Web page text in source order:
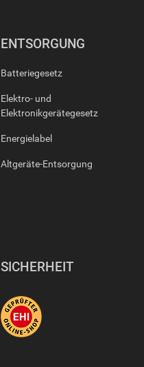
ENTSORGUNG
Batteriegesetz
Elektro- und
Elektronikgerätegesetz
Energielabel
Altgeräte-Entsorgung
SICHERHEIT